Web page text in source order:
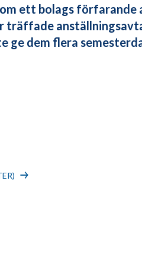
ett bolags förfarande
ge dem flera